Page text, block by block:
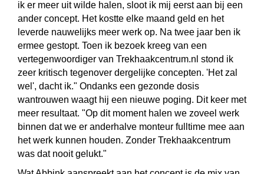
ik er meer uit wilde halen, sloot ik mij eerst aan bij een
ander concept. Het kostte elke maand geld en het
leverde nauwelijks meer werk op. Na twee jaar ben ik
ermee gestopt. Toen ik bezoek kreeg van een
vertegenwoordiger van Trekhaakcentrum.nl stond ik
zeer kritisch tegenover dergelijke concepten. 'Het zal
wel', dacht ik." Ondanks een gezonde dosis
wantrouwen waagt hij een nieuwe poging. Dit keer met
meer resultaat. "Op dit moment halen we zoveel werk
binnen dat we er anderhalve monteur fulltime mee aan
het werk kunnen houden. Zonder Trekhaakcentrum
was dat nooit gelukt."